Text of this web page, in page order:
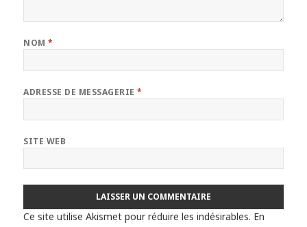
NOM*
ADRESSE DE MESSAGERIE*
SITE WEB
Ce site utilise Akismet pour réduire les indésirables. En